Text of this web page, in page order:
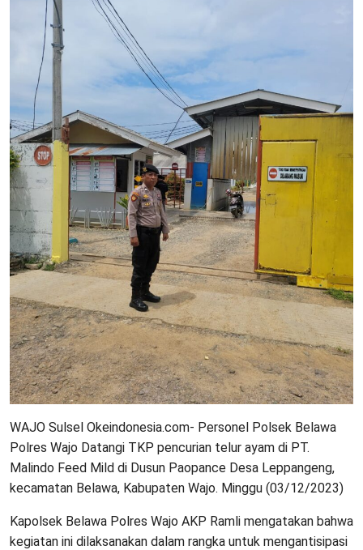
WAJO Sulsel Okeindonesia.com- Personel Polsek Belawa
Polres Wajo Datangi TKP pencurian telur ayam di PT.
Malindo Feed Mild di Dusun Paopance Desa Leppangeng,
kecamatan Belawa, Kabupaten Wajo. Minggu (03/12/2023)
Kapolsek Belawa Polres Wajo AKP Ramli mengatakan bahwa
kegiatan ini dilaksanakan dalam rangka untuk mengantisipasi